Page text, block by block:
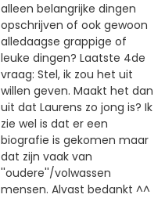
alleen belangrijke dingen
opschrijven of ook gewoon
alledaagse grappige of
leuke dingen? Laatste 4de
vraag: Stel, ik zou het uit
willen geven. Maakt het dan
uit dat Laurens zo jong is? Ik
zie wel is dat er een
biografie is gekomen maar
dat zijn vaak van
''oudere''/volwassen
mensen. Alvast bedankt ^^